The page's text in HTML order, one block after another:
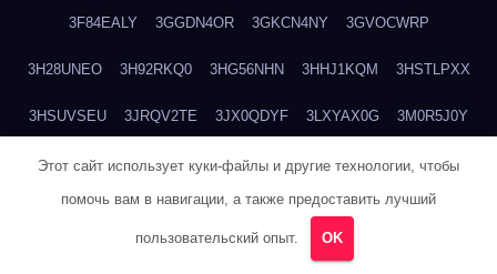
3F84EALY 3GGDN4OR 3GKCN4NY 3GVOCWRP
3H28UNEO 3H92RKQ0 3HG56NHN 3HHJ1KQM 3HSTLPXX
3HSUVSEU 3JRQV2TE 3JX0QDYF 3LXYAX0G 3M0R5J0Y
3ME42K9J 3MOCREJ1 3MX1P1T9 3MYP6NEF 3N0IPODU
3N8UCE6Q 3NE5SFF6 3NH0FX33 3NISGAEP 3O3KQQ4F
3OSK46GW
Этот сайт использует куки-файлы и другие технологии, чтобы
помочь вам в навигации, а также предоставить лучший
пользовательский опыт. OK